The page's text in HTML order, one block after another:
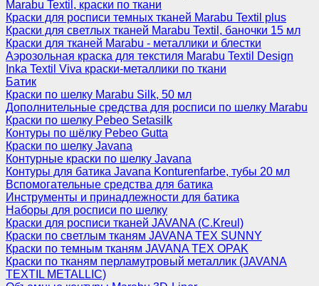
Marabu Textil, краски по ткани
Краски для росписи темных тканей Marabu Textil plus
Краски для светлых тканей Marabu Textil, баночки 15 мл
Краски для тканей Marabu - металлики и блестки
Аэрозольная краска для текстиля Marabu Textil Design
Inka Textil Viva краски-металлики по ткани
Батик
Краски по шелку Marabu Silk, 50 мл
Дополнительные средства для росписи по шелку Marabu
Краски по шелку Pebeo Setasilk
Контуры по шёлку Pebeo Gutta
Краски по шелку Javana
Контурные краски по шелку Javana
Контуры для батика Javana Konturenfarbe, тубы 20 мл
Вспомогательные средства для батика
Инструменты и принадлежности для батика
Наборы для росписи по шелку
Краски для росписи тканей JAVANA (C.Kreul)
Краски по светлым тканям JAVANA TEX SUNNY
Краски по темным тканям JAVANA TEX OPAK
Краски по тканям перламутровый металлик (JAVANA
TEXTIL METALLIC)